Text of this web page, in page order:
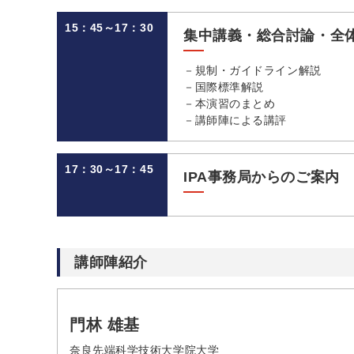
15：45～17：30 集中講義・総合討論・全
－規制・ガイドライン解説
－国際標準解説
－本演習のまとめ
－講師陣による講評
17：30～17：45 IPA事務局からのご案内
講師陣紹介
門林 雄基
奈良先端科学技術大学院大学